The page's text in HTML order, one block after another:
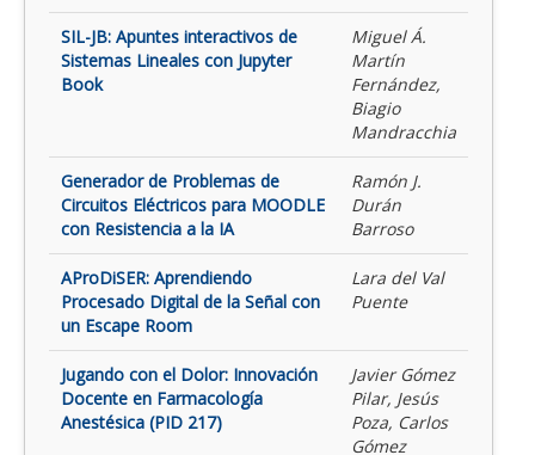
SIL-JB: Apuntes interactivos de
Sistemas Lineales con Jupyter
Book
Miguel Á.
Martín
Fernández,
Biagio
Mandracchia
Generador de Problemas de
Circuitos Eléctricos para MOODLE
con Resistencia a la IA
Ramón J.
Durán
Barroso
AProDiSER: Aprendiendo
Procesado Digital de la Señal con
un Escape Room
Lara del Val
Puente
Jugando con el Dolor: Innovación
Docente en Farmacología
Anestésica (PID 217)
Javier Gómez
Pilar, Jesús
Poza, Carlos
Gómez